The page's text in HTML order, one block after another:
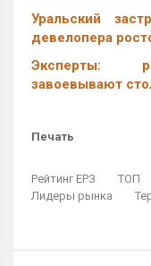
Уральский
девелопера
Эксперты:
завоевывают
Печать
Рейтинг ЕРЗ ТОП
Лидеры рынка